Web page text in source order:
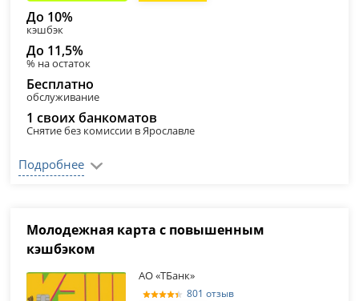
До 10%
кэшбэк
До 11,5%
% на остаток
Бесплатно
обслуживание
1 своих банкоматов
Снятие без комиссии в Ярославле
Подробнее
Молодежная карта с повышенным
кэшбэком
АО «ТБанк»
801 отзыв